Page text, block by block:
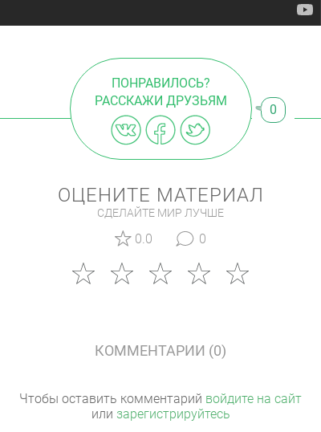
ПОНРАВИЛОСЬ?
РАССКАЖИ ДРУЗЬЯМ
0
ОЦЕНИТЕ МАТЕРИАЛ
СДЕЛАЙТЕ МИР ЛУЧШЕ
0.0 0
КОММЕНТАРИИ (0)
Чтобы оставить комментарий войдите на сайт
или зарегистрируйтесь